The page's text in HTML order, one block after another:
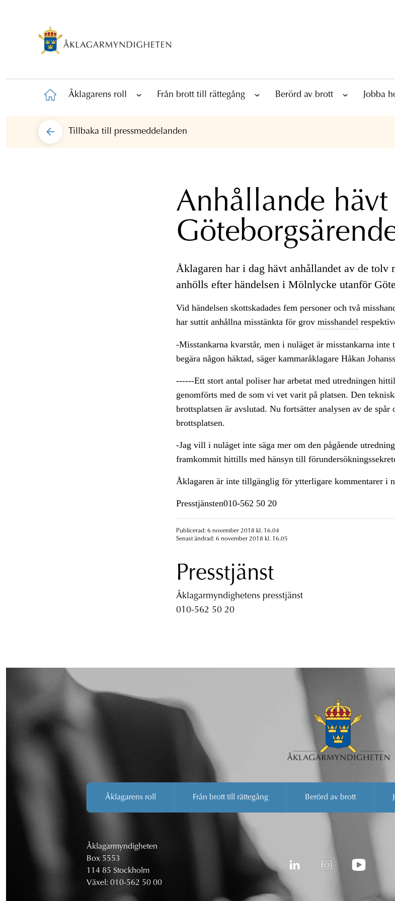
Åklagarens roll Från brott till rättegång Berörd av brott Jobba
Tillbaka till pressmeddelanden
Anhållande hävt
Åklagaren har i dag hävt anhållandet av de tolv
anhölls efter händelsen i Mölnlycke utanför
Vid händelsen skottskadades fem personer och två
har suttit anhållna misstänkta för grov misshandel
-Misstankarna kvarstår, men i nuläget är misstankarna
begära någon häktad, säger kammaråklagare Håkan
------Ett stort antal poliser har arbetat med utredningen
genomförts med de som vi vet varit på platsen. Den
brottsplatsen är avslutad. Nu fortsätter analysen av de spår
brottsplatsen.
-Jag vill i nuläget inte säga mer om den pågående
framkommit hittills med hänsyn till
Åklagaren är inte tillgänglig för ytterligare kommentarer i
Presstjänsten010-562 50 20
Publicerad: 6 november 2018 kl. 16.04
Senast ändrad: 6 november 2018 kl. 16.05
Presstjänst
Åklagarmyndighetens presstjänst
010-562 50 20
Åklagarens roll Från brott till rättegång Berörd av brott
Åklagarmyndigheten
Box 5553
114 85 Stockholm
Växel: 010-562 50 00